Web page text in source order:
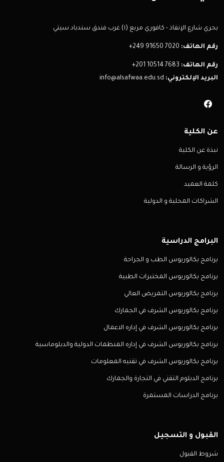
بحري شارع الإنقاذ - كافوري مربع (١) غرب فندق سندباد سيتي
رقم الهاتف: +249 91650 7020
رقم الهاتف: +201 10514 7683
البريد الإلكتروني: info@alsafwaa.edu.sd
عن الكلية
نبذة عن الكلية
الرؤية و الرسالة
كلمة العميد
الشراكات المحلية و الدولية
البرامج الدراسية
برنامج بكالوريوس الطب و الجراحة
برنامج بكالوريوس المختبرات الطبية
برنامج بكالوريوس التمريض العالي
برنامج بكالوريوس الشرف في الجمارك
برنامج بكالوريوس الشرف في إداره الاعمال
برنامج بكالوريوس الشرف في إداره المنظمات الدولية والدبلوماسية
برنامج بكالوريوس الشرف في تقنيه المعلومات
برنامج الدبلوم التقني في التجارة والجمارك
برنامج الدراسات المستمرة
القبول و التسجيل
شروط القبول